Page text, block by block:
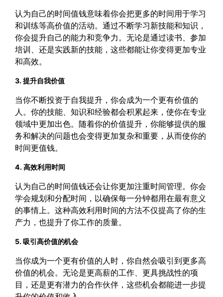
认为自己的时间值钱意味着你会把更多的时间用于学习
和训练等高价值的活动。通过不断学习新技能和知识，
你会提升自己的能力和竞争力。无论是通过读书、参加
培训、还是实践新的技能，这些都能让你变得更加专业
和高效。
3. 提升自我价值
当你不断投资于自我提升，你会成为一个更有价值的
人。你的技能、知识和经验都会积累起来，使你在专业
领域中更加出色。随着你的价值提升，你能够提供的服
务和解决的问题也会变得更加复杂和重要，从而使你的
时间更值钱。
4. 高效利用时间
认为自己的时间值钱还会让你更加注重时间管理。你会
学会规划和分配时间，以确保每一分钟都用在最有意义
的事情上。这种高效利用时间的方法不仅提高了你的生
产力，也提升了你工作的质量。
5. 吸引高价值的机会
当你成为一个更有价值的人时，你自然会吸引到更多高
价值的机会。无论是更高薪的工作、更具挑战性的项
目，还是更有潜力的合作伙伴，这些机会都能进一步提